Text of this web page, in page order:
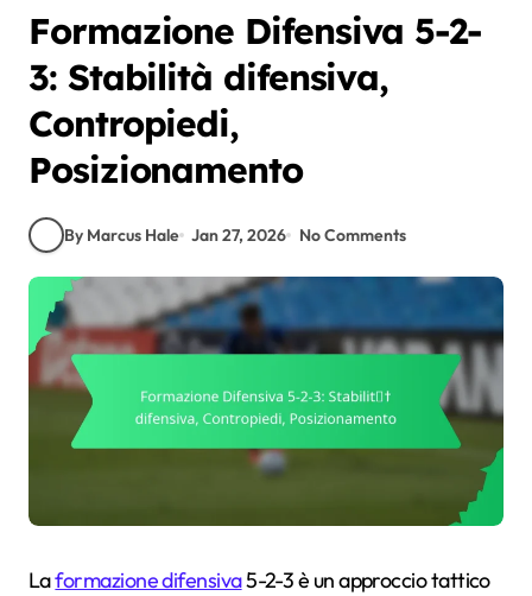
Formazione Difensiva 5-2-
3: Stabilità difensiva,
Contropiedi,
Posizionamento
By Marcus Hale Jan 27, 2026 No Comments
Laformazione difensiva5-2-3 è un approccio tattico